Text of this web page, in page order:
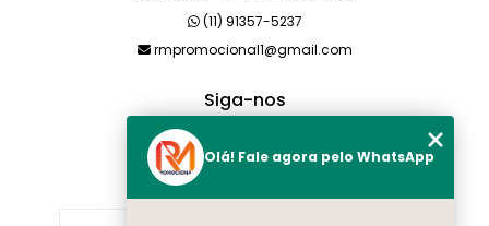
(11) 91357-5237
rmpromocional1@gmail.com
Siga-nos
Olá! Fale agora pelo WhatsApp